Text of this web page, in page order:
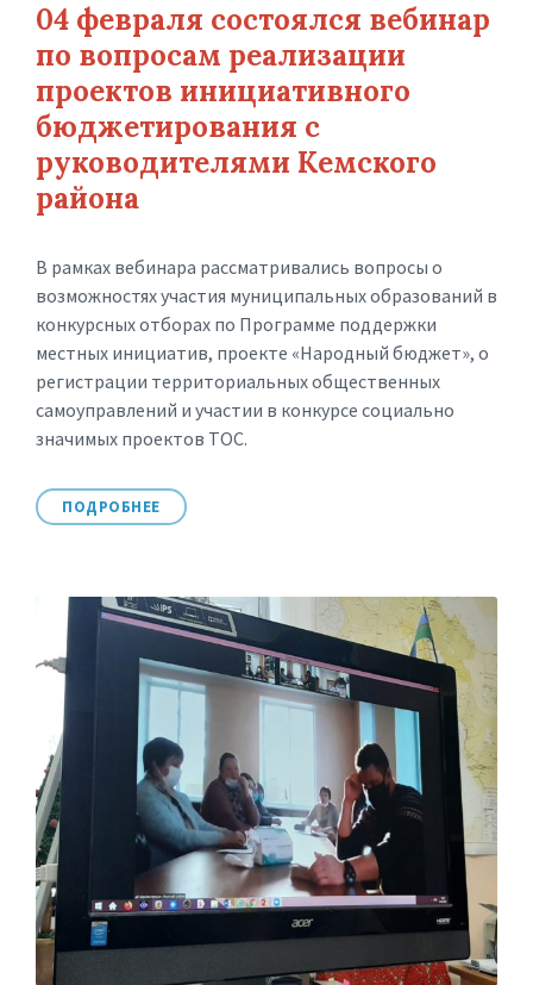
04 февраля состоялся вебинар
по вопросам реализации
проектов инициативного
бюджетирования с
руководителями Кемского
района
В рамках вебинара рассматривались вопросы о
возможностях участия муниципальных образований в
конкурсных отборах по Программе поддержки
местных инициатив, проекте «Народный бюджет», о
регистрации территориальных общественных
самоуправлений и участии в конкурсе социально
значимых проектов ТОС.
ПОДРОБНЕЕ